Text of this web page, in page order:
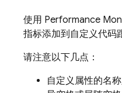
使用 Performance
指标添加到自定义代码
请注意以下几点：
自定义属性的名